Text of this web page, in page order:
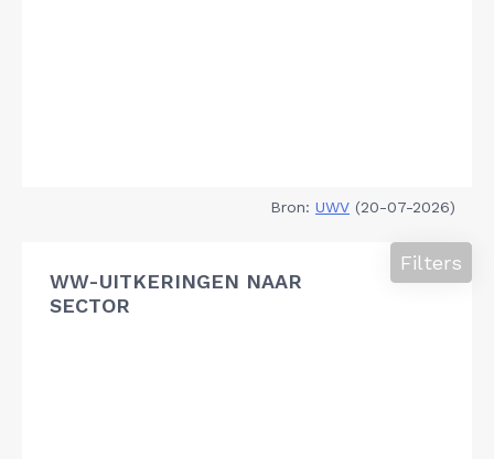
Bron: UWV (20-07-2026)
WW-UITKERINGEN NAAR
SECTOR
Filters